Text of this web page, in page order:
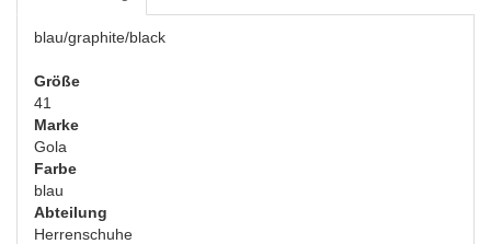
blau/graphite/black
Größe
41
Marke
Gola
Farbe
blau
Abteilung
Herrenschuhe